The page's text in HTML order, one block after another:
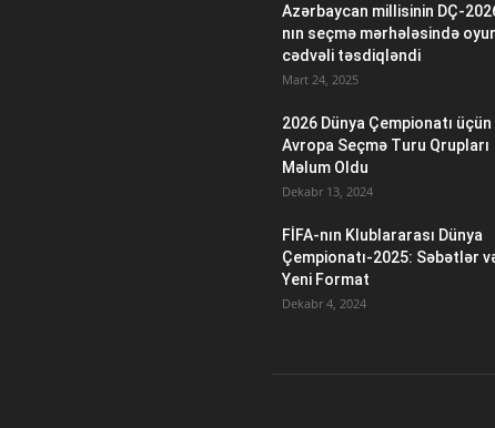
Azərbaycan millisinin DÇ-
nın seçmə mərhələsində
cədvəli təsdiqləndi
Mart 24, 2025
2026 Dünya Çempionatı üçün
Avropa Seçmə Turu Qrupları
Məlum Oldu
Dekabr 13, 2024
FİFA-nın Klublararası Dünya
Çempionatı-2025: Səbətlər
Yeni Format
Dekabr 4, 2024